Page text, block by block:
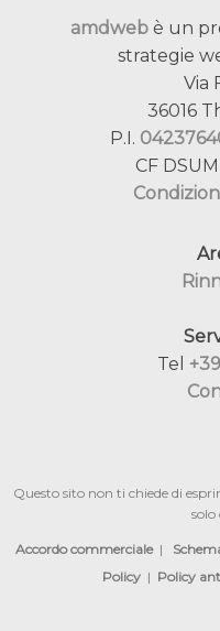
amdwebè un
strategie
Via
36016
P.I.
CF
Tel
Questo sito non ti chiede di
solo
Accordo commerciale|
Policy| Policy